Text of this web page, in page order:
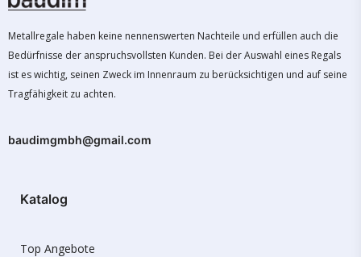
Metallregale haben keine nennenswerten Nachteile und erfüllen auch die
Bedürfnisse der anspruchsvollsten Kunden. Bei der Auswahl eines Regals
ist es wichtig, seinen Zweck im Innenraum zu berücksichtigen und auf seine
Tragfähigkeit zu achten.
baudimgmbh@gmail.com
Katalog
Top Angebote